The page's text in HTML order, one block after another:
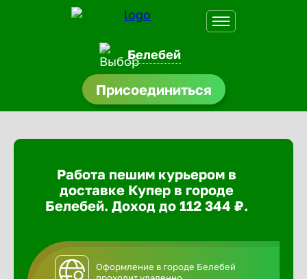
Белебей
Присоединиться
Работа пешим курьером в
доставке Купер в городе
Белебей. Доход до 112 344 ₽.
Оформление в городе Белебей